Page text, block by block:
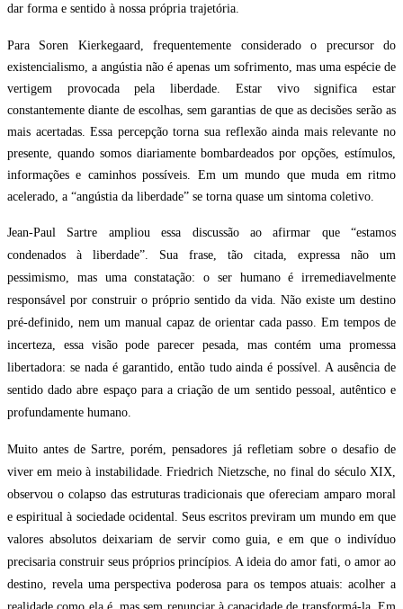
dar forma e sentido à nossa própria trajetória.
Para Soren Kierkegaard, frequentemente considerado o precursor do
existencialismo, a angústia não é apenas um sofrimento, mas uma espécie de
vertigem provocada pela liberdade. Estar vivo significa estar
constantemente diante de escolhas, sem garantias de que as decisões serão as
mais acertadas. Essa percepção torna sua reflexão ainda mais relevante no
presente, quando somos diariamente bombardeados por opções, estímulos,
informações e caminhos possíveis. Em um mundo que muda em ritmo
acelerado, a “angústia da liberdade” se torna quase um sintoma coletivo.
Jean-Paul Sartre ampliou essa discussão ao afirmar que “estamos
condenados à liberdade”. Sua frase, tão citada, expressa não um
pessimismo, mas uma constatação: o ser humano é irremediavelmente
responsável por construir o próprio sentido da vida. Não existe um destino
pré-definido, nem um manual capaz de orientar cada passo. Em tempos de
incerteza, essa visão pode parecer pesada, mas contém uma promessa
libertadora: se nada é garantido, então tudo ainda é possível. A ausência de
sentido dado abre espaço para a criação de um sentido pessoal, autêntico e
profundamente humano.
Muito antes de Sartre, porém, pensadores já refletiam sobre o desafio de
viver em meio à instabilidade. Friedrich Nietzsche, no final do século XIX,
observou o colapso das estruturas tradicionais que ofereciam amparo moral
e espiritual à sociedade ocidental. Seus escritos previram um mundo em que
valores absolutos deixariam de servir como guia, e em que o indivíduo
precisaria construir seus próprios princípios. A ideia do amor fati, o amor ao
destino, revela uma perspectiva poderosa para os tempos atuais: acolher a